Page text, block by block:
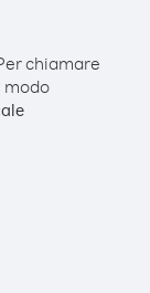
chiamare
modo